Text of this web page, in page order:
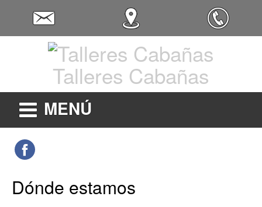
Talleres Cabañas
MENÚ
Dónde estamos